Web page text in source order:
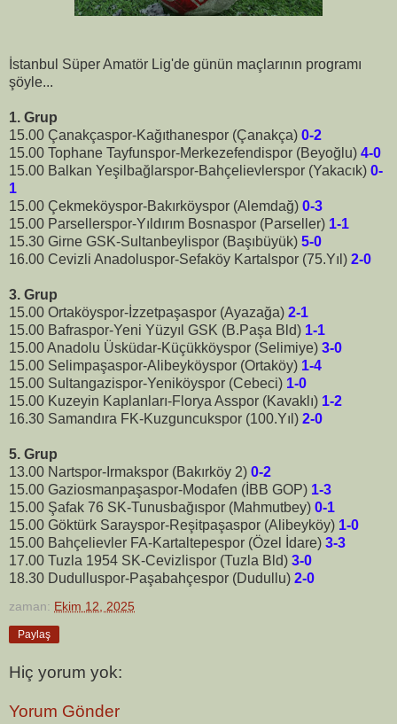
İstanbul Süper Amatör Lig'de günün maçlarının programı
şöyle...
1. Grup
15.00 Çanakçaspor-Kağıthanespor (Çanakça) 0-2
15.00 Tophane Tayfunspor-Merkezefendispor (Beyoğlu) 4-0
15.00 Balkan Yeşilbağlarspor-Bahçelievlerspor (Yakacık) 0-
1
15.00 Çekmeköyspor-Bakırköyspor (Alemdağ) 0-3
15.00 Parsellerspor-Yıldırım Bosnaspor (Parseller) 1-1
15.30 Girne GSK-Sultanbeylispor (Başıbüyük) 5-0
16.00 Cevizli Anadoluspor-Sefaköy Kartalspor (75.Yıl) 2-0
3. Grup
15.00 Ortaköyspor-İzzetpaşaspor (Ayazağa) 2-1
15.00 Bafraspor-Yeni Yüzyıl GSK (B.Paşa Bld) 1-1
15.00 Anadolu Üsküdar-Küçükköyspor (Selimiye) 3-0
15.00 Selimpaşaspor-Alibeyköyspor (Ortaköy) 1-4
15.00 Sultangazispor-Yeniköyspor (Cebeci) 1-0
15.00 Kuzeyin Kaplanları-Florya Asspor (Kavaklı) 1-2
16.30 Samandıra FK-Kuzguncukspor (100.Yıl) 2-0
5. Grup
13.00 Nartspor-Irmakspor (Bakırköy 2) 0-2
15.00 Gaziosmanpaşaspor-Modafen (İBB GOP) 1-3
15.00 Şafak 76 SK-Tunusbağıspor (Mahmutbey) 0-1
15.00 Göktürk Sarayspor-Reşitpaşaspor (Alibeyköy) 1-0
15.00 Bahçelievler FA-Kartaltepespor (Özel İdare) 3-3
17.00 Tuzla 1954 SK-Cevizlispor (Tuzla Bld) 3-0
18.30 Dudulluspor-Paşabahçespor (Dudullu) 2-0
zaman: Ekim 12, 2025
Paylaş
Hiç yorum yok:
Yorum Gönder